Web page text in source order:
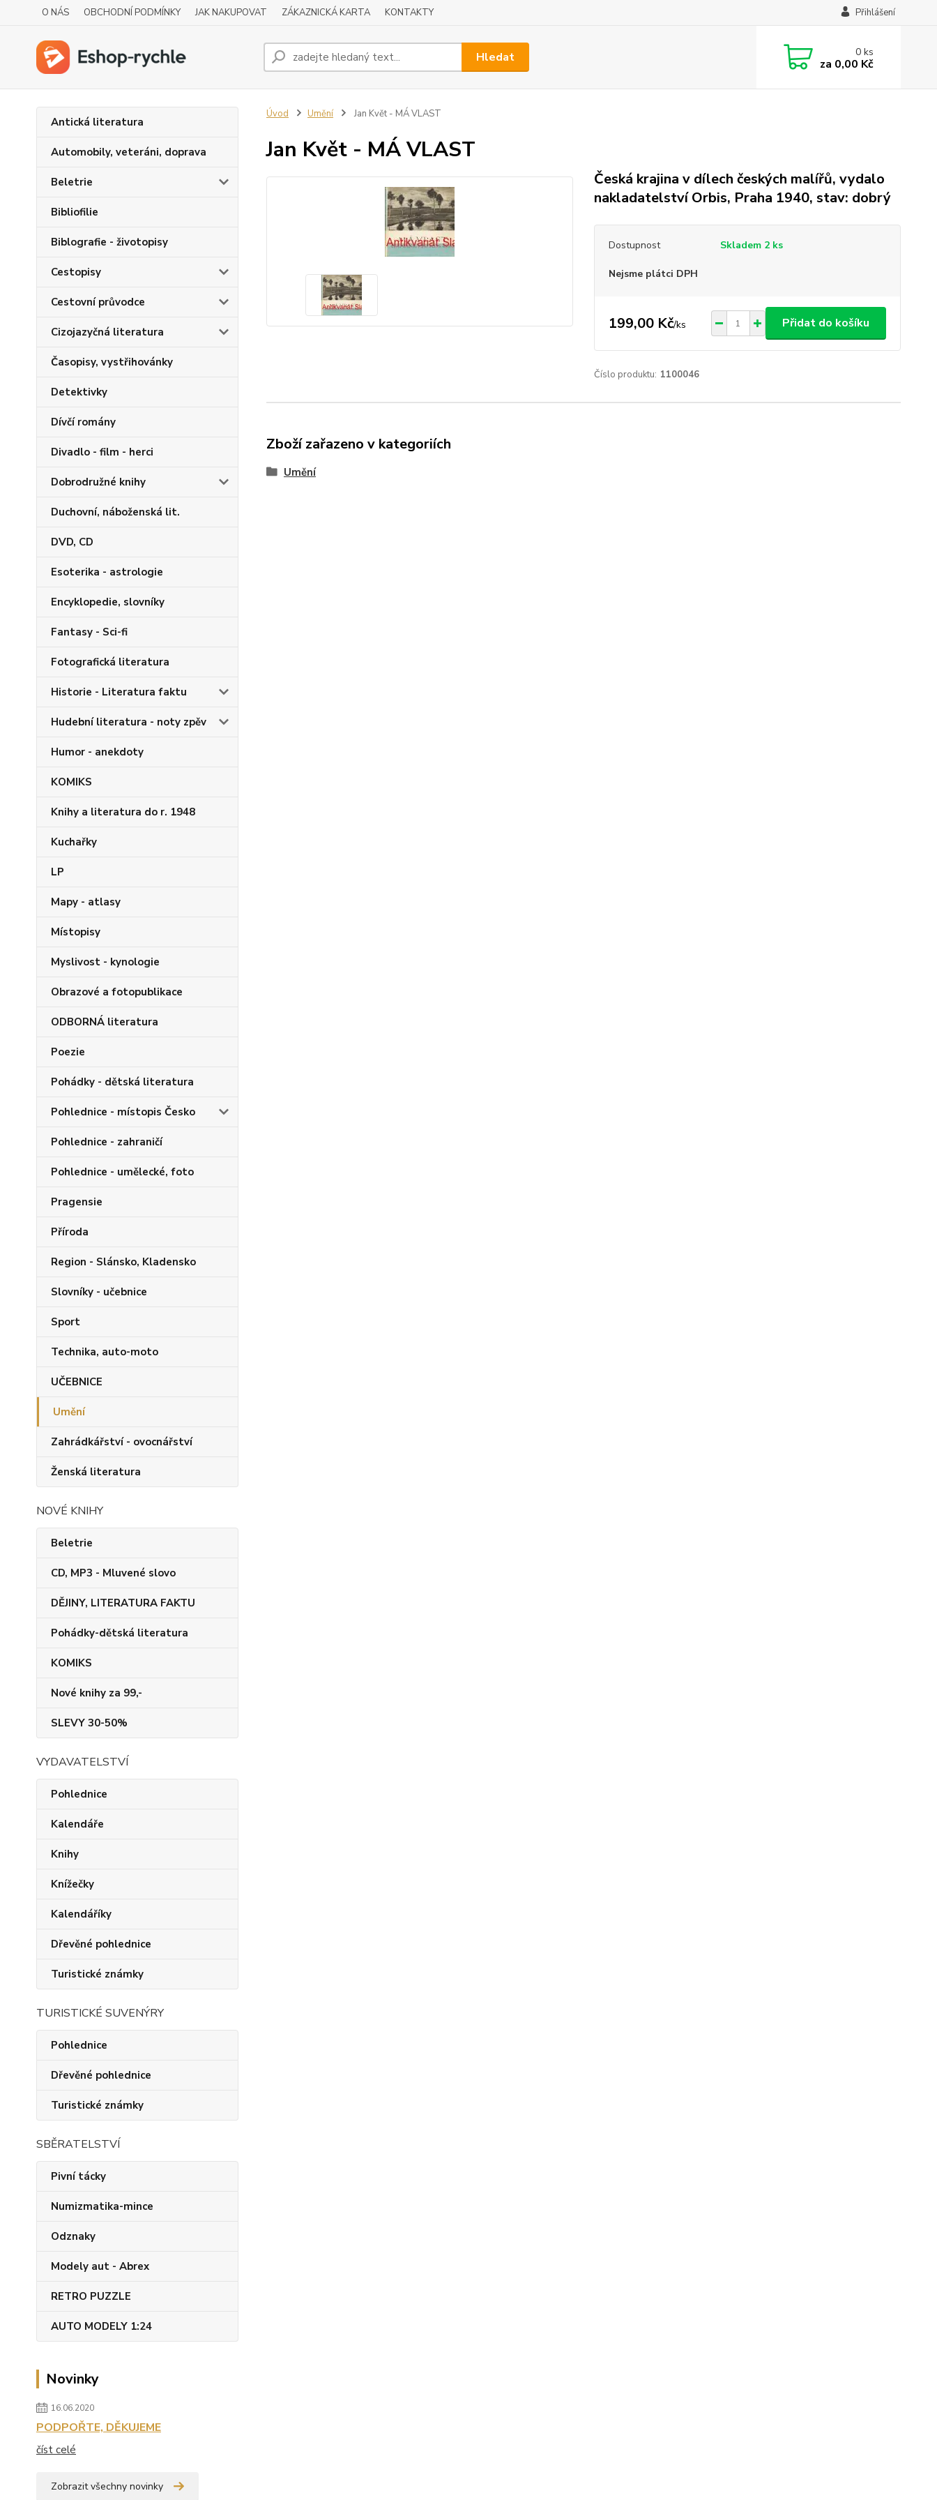
O NÁS OBCHODNÍ PODMÍNKY JAK NAKUPOVAT ZÁKAZNICKÁ KARTA KONTAKTY Přihlášení
Hledat 0ks
za 0,00 Kč
Antická literatura
Automobily, veteráni, doprava
Beletrie
Bibliofilie
Biblografie - životopisy
Cestopisy
Cestovní průvodce
Cizojazyčná literatura
Časopisy, vystřihovánky
Detektivky
Dívčí romány
Divadlo - film - herci
Dobrodružné knihy
Duchovní, náboženská lit.
DVD, CD
Esoterika - astrologie
Encyklopedie, slovníky
Fantasy - Sci-fi
Fotografická literatura
Historie - Literatura faktu
Hudební literatura - noty zpěv
Humor - anekdoty
KOMIKS
Knihy a literatura do r. 1948
Kuchařky
LP
Mapy - atlasy
Místopisy
Myslivost - kynologie
Obrazové a fotopublikace
ODBORNÁ literatura
Poezie
Pohádky - dětská literatura
Pohlednice - místopis Česko
Pohlednice - zahraničí
Pohlednice - umělecké, foto
Pragensie
Příroda
Region - Slánsko, Kladensko
Slovníky - učebnice
Sport
Technika, auto-moto
UČEBNICE
Umění
Zahrádkářství - ovocnářství
Ženská literatura
NOVÉ KNIHY
Beletrie
CD, MP3 - Mluvené slovo
DĚJINY, LITERATURA FAKTU
Pohádky-dětská literatura
KOMIKS
Nové knihy za 99,-
SLEVY 30-50%
VYDAVATELSTVÍ
Pohlednice
Kalendáře
Knihy
Knížečky
Kalendáříky
Dřevěné pohlednice
Turistické známky
TURISTICKÉ SUVENÝRY
Pohlednice
Dřevěné pohlednice
Turistické známky
SBĚRATELSTVÍ
Pivní tácky
Numizmatika-mince
Odznaky
Modely aut - Abrex
RETRO PUZZLE
AUTO MODELY 1:24
Novinky
16.06.2020
PODPOŘTE, DĚKUJEME
číst celé
Zobrazit všechny novinky
Úvod Umění Jan Květ - MÁ VLAST
Jan Květ - MÁ VLAST
Česká krajina v dílech českých malířů, vydalo
nakladatelství Orbis, Praha 1940, stav: dobrý
Dostupnost Skladem 2 ks
Nejsme plátci DPH
199,00 Kč/ks Přidat do košíku
Číslo produktu: 1100046
Zboží zařazeno v kategoriích
Umění